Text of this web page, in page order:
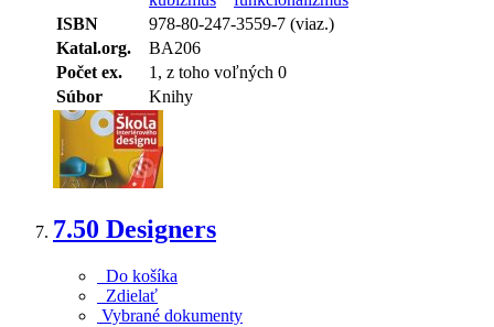
ISBN
978-80-247-3559-7 (viaz.)
Katal.org.
BA206
Počet ex.
1, z toho voľných 0
Súbor
Knihy
7.50 Designers
Do košíka
Zdielať
Vybrané dokumenty